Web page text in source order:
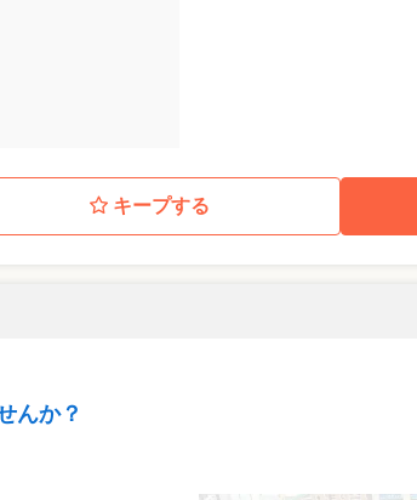
キープする
んか？